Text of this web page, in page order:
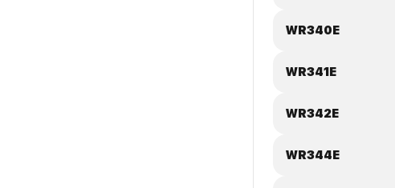
WR340E
WR341E
WR342E
WR344E